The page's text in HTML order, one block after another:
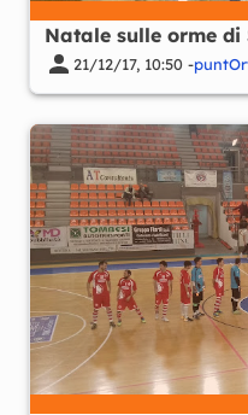
Natale sulle orme di
21/12/17, 10:50 -